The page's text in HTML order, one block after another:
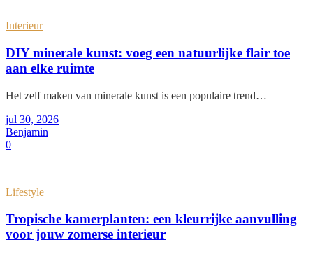
Interieur
DIY minerale kunst: voeg een natuurlijke flair toe
aan elke ruimte
Het zelf maken van minerale kunst is een populaire trend…
jul 30, 2026
Benjamin
0
Lifestyle
Tropische kamerplanten: een kleurrijke aanvulling
voor jouw zomerse interieur